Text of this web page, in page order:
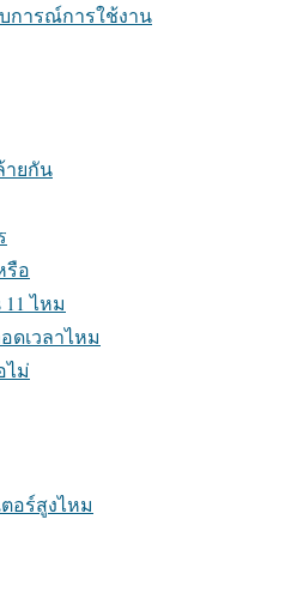
การณ์การใช้งาน
ายกัน
รือ
11 ไหม
ดเวลาไหม
ไม่
อร์สูงไหม